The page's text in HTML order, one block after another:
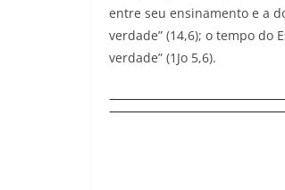
entre seu ensinamento e a
verdade” (14,6); o tempo do
verdade” (1Jo 5,6).